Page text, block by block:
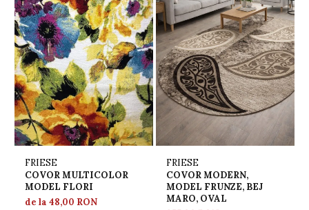
FRIESE
COVOR MULTICOLOR
MODEL FLORI
de la 48,00 RON
FRIESE
COVOR MODERN,
MODEL FRUNZE, BEJ
MARO, OVAL